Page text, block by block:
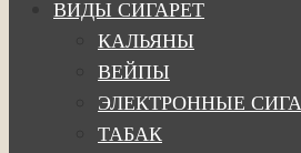
ВИДЫ СИГАРЕТ
КАЛЬЯНЫ
ВЕЙПЫ
ЭЛЕКТРОННЫЕ
ТАБАК